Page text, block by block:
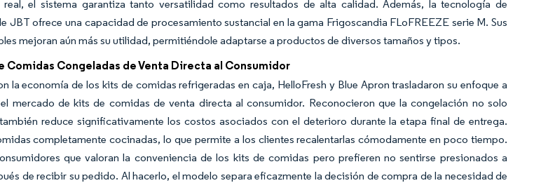
el sistema garantiza tanto versatilidad como resultados de alta calidad. Además, la tecnología de
JBT ofrece una capacidad de procesamiento sustancial en la gama Frigoscandia FLoFREEZE serie M. Sus
mejoran aún más su utilidad, permitiéndole adaptarse a productos de diversos tamaños y tipos.
Comidas Congeladas de Venta Directa al Consumidor
la economía de los kits de comidas refrigeradas en caja, HelloFresh y Blue Apron trasladaron su enfoque a
mercado de kits de comidas de venta directa al consumidor. Reconocieron que la congelación no solo
reduce significativamente los costos asociados con el deterioro durante la etapa final de entrega.
completamente cocinadas, lo que permite a los clientes recalentarlas cómodamente en poco tiempo.
que valoran la conveniencia de los kits de comidas pero prefieren no sentirse presionados a
de recibir su pedido. Al hacerlo, el modelo separa eficazmente la decisión de compra de la necesidad de